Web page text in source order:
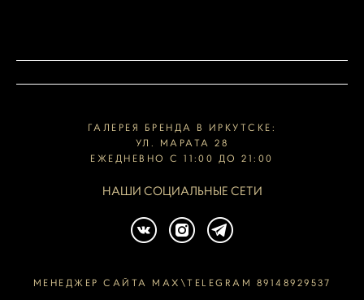
ГАЛЕРЕЯ БРЕНДА В ИРКУТСКЕ:
УЛ. МАРАТА 28
ЕЖЕДНЕВНО С 11:00 ДО 21:00
НАШИ СОЦИАЛЬНЫЕ СЕТИ
МЕНЕДЖЕР САЙТА MAX\TELEGRAM 89148929537